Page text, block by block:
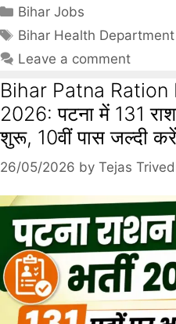
Bihar Jobs
Bihar Health
Leave a comment
Bihar Patna
2026: पटना में 131
शुरू, 10वीं पास जल्दी
26/05/2026 by Tejas